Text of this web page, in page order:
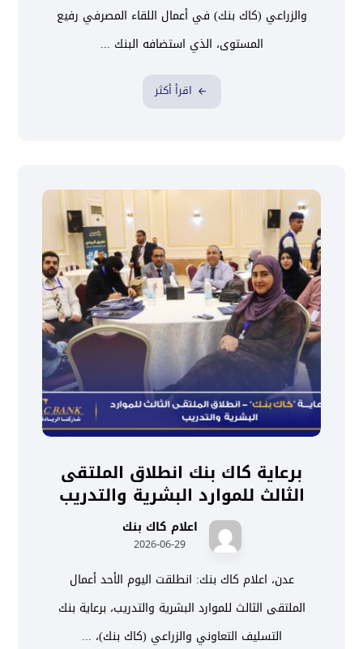
والزراعي (كاك بنك) في أعمال اللقاء المصرفي رفيع
المستوى، الذي استضافه البنك ...
اقرأ أكثر
برعاية كاك بنك انطلاق الملتقى
الثالث للموارد البشرية والتدريب
اعلام كاك بنك
2026-06-29
عدن، اعلام كاك بنك: انطلقت اليوم الأحد أعمال
الملتقى الثالث للموارد البشرية والتدريب، برعاية بنك
التسليف التعاوني والزراعي (كاك بنك)، ...